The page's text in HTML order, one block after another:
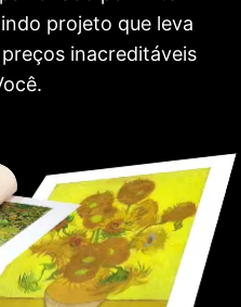
projeto que leva
inacreditáveis